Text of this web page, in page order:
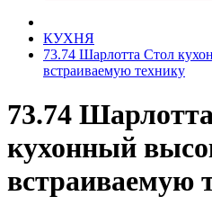
КУХНЯ
73.74 Шарлотта Стол
встраиваемую технику
73.74
кухонный
встраиваемую